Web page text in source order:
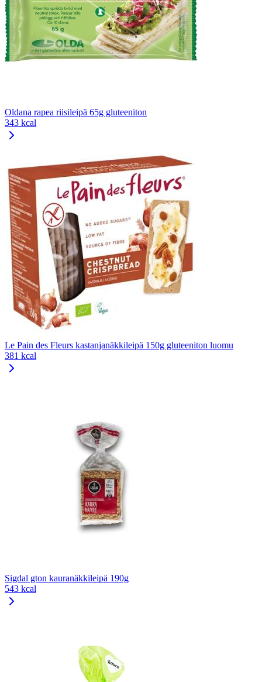
Oldana rapea riisileipä 65g gluteeniton
343 kcal
Le Pain des Fleurs kastanjanäkkileipä 150g gluteeniton luomu
381 kcal
Sigdal gton kauranäkkileipä 190g
543 kcal